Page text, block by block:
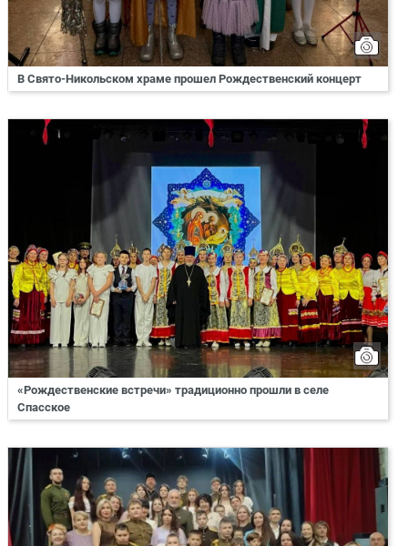
В Свято-Никольском храме прошел Рождественский концерт
«Рождественские встречи» традиционно прошли в селе
Спасское